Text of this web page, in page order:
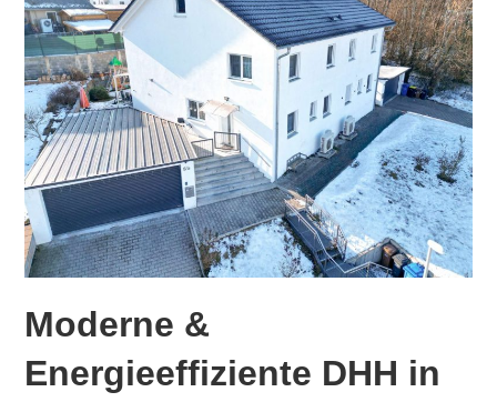
Moderne &
Energieeffiziente DHH in